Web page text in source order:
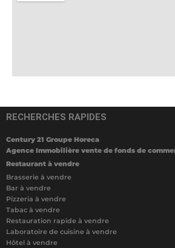
RECHERCHES RAPIDES
Century 21 Groupe Horeca
Agence Immobilière vente de fonds de
Restaurant à vendre
Brasserie à vendre
Bar à vendre
Pizzeria à vendre
Tabac à vendre
Restauration rapide à vendre
Laboratoire de cuisine à vendre
Hôtel à vendre